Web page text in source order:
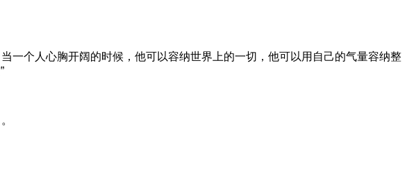
个人心胸开阔的时候，他可以容纳世界上的一切，他可以用自己的气量容纳整